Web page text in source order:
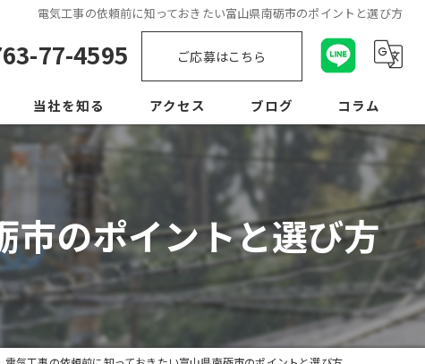
電気工事の依頼前に知っておきたい富山県南砺市のポイントと選び方
77-4595 ご応募はこちら
当社を知る
未経験
転職
正社員
アクセス ブログ コラム
市のポイントと選び方